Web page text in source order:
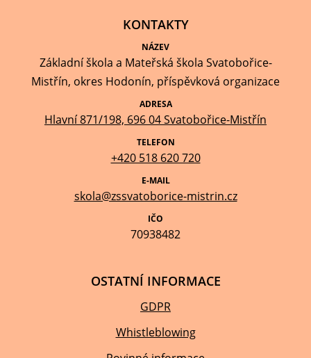
KONTAKTY
NÁZEV
Základní škola a Mateřská škola Svatobořice-
Mistřín, okres Hodonín, příspěvková organizace
ADRESA
Hlavní 871/198, 696 04 Svatobořice-Mistřín
TELEFON
+420 518 620 720
E-MAIL
skola@zssvatoborice-mistrin.cz
IČO
70938482
OSTATNÍ INFORMACE
GDPR
Whistleblowing